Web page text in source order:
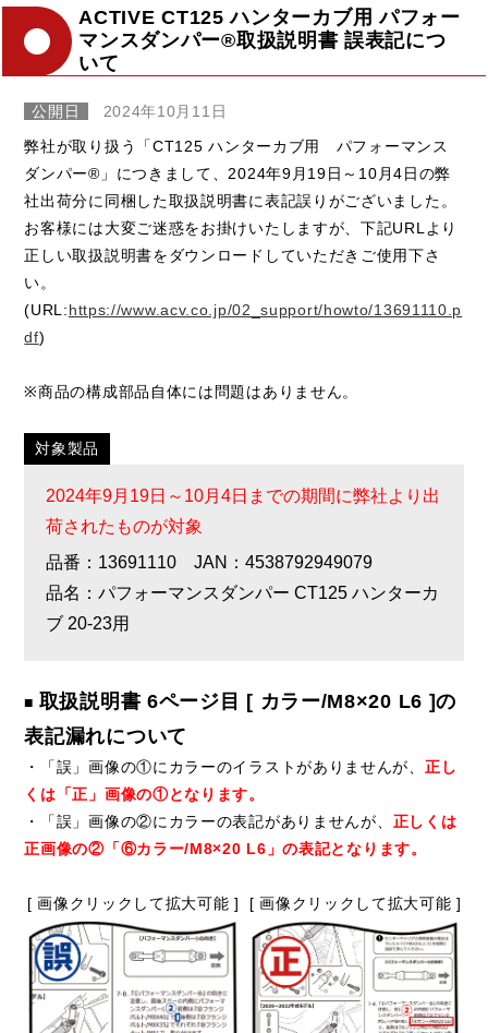
ACTIVE CT125 ハンターカブ用 パフォー
マンスダンパー®取扱説明書 誤表記につ
いて
公開日
2024年10月11日
弊社が取り扱う「CT125 ハンターカブ用 パフォーマンス
ダンパー®」につきまして、2024年9月19日～10月4日の弊
社出荷分に同梱した取扱説明書に表記誤りがございました。
お客様には大変ご迷惑をお掛けいたしますが、下記URLより
正しい取扱説明書をダウンロードしていただきご使用下さ
い。
(URL:https://www.acv.co.jp/02_support/howto/13691110.p
df)
※商品の構成部品自体には問題はありません。
対象製品
2024年9月19日～10月4日までの期間に弊社より出
荷されたものが対象
品番：13691110 JAN：4538792949079
品名：パフォーマンスダンパー CT125 ハンターカ
ブ 20-23用
■ 取扱説明書 6ページ目 [ カラー/M8×20 L6 ]の
表記漏れについて
・「誤」画像の①にカラーのイラストがありませんが、 正し
くは「正」画像の①となります。
・「誤」画像の②にカラーの表記がありませんが、 正しくは
正画像の②「⑥カラー/M8×20 L6」の表記となります。
[ 画像クリックして拡大可能 ] [ 画像クリックして拡大可能 ]